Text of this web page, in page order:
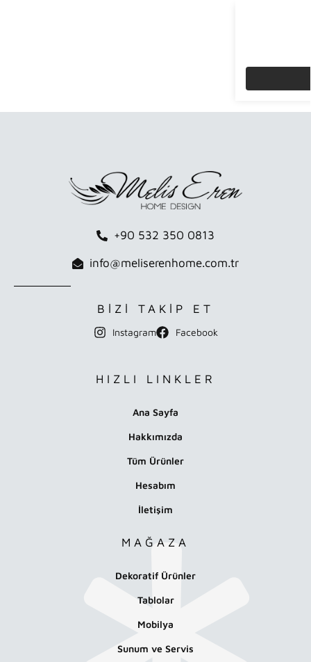
+90 532 350 0813
info@meliserenhome.com.tr
BİZİ TAKİP ET
Instagram Facebook
HIZLI LINKLER
Ana Sayfa
Hakkımızda
Tüm Ürünler
Hesabım
İletişim
MAĞAZA
Dekoratif Ürünler
Tablolar
Mobilya
Sunum ve Servis